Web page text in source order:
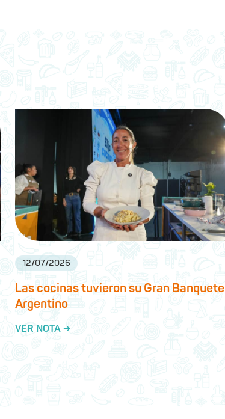
12/07/2026
Las cocinas tuvieron su Gran Banquete
Argentino
VER NOTA →